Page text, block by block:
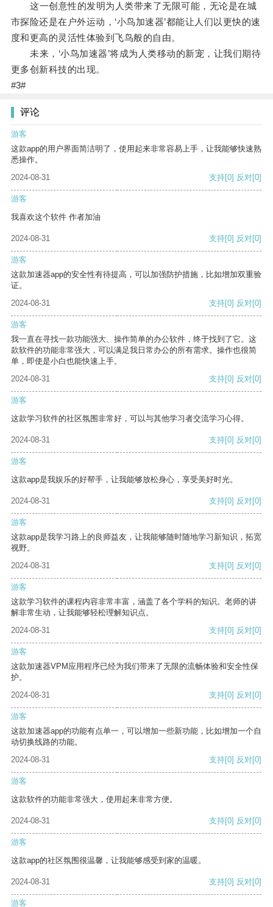
这一创意性的发明为人类带来了无限可能，无论是在城
市探险还是在户外运动，‘小鸟加速器’都能让人们以更快的速
度和更高的灵活性体验到飞鸟般的自由。
未来，‘小鸟加速器’将成为人类移动的新宠，让我们期待
更多创新科技的出现。
#3#
评论
游客
这款app的用户界面简洁明了，使用起来非常容易上手，让我能够快速熟
悉操作。
2024-08-31
支持[0] 反对[0]
游客
我喜欢这个软件 作者加油
2024-08-31 支持[0] 反对[0]
游客
这款加速器app的安全性有待提高，可以加强防护措施，比如增加双重验
证。
2024-08-31
支持[0] 反对[0]
游客
我一直在寻找一款功能强大、操作简单的办公软件，终于找到了它。这
款软件的功能非常强大，可以满足我日常办公的所有需求。操作也很简
单，即使是小白也能快速上手。
2024-08-31
支持[0] 反对[0]
游客
这款学习软件的社区氛围非常好，可以与其他学习者交流学习心得。
2024-08-31 支持[0] 反对[0]
游客
这款app是我娱乐的好帮手，让我能够放松身心，享受美好时光。
2024-08-31 支持[0] 反对[0]
游客
这款app是我学习路上的良师益友，让我能够随时随地学习新知识，拓宽
视野。
2024-08-31
支持[0] 反对[0]
游客
这款学习软件的课程内容非常丰富，涵盖了各个学科的知识。老师的讲
解非常生动，让我能够轻松理解知识点。
2024-08-31
支持[0] 反对[0]
游客
这款加速器VPM应用程序已经为我们带来了无限的流畅体验和安全性保
护。
2024-08-31
支持[0] 反对[0]
游客
这款加速器app的功能有点单一，可以增加一些新功能，比如增加一个自
动切换线路的功能。
2024-08-31
支持[0] 反对[0]
游客
这款软件的功能非常强大，使用起来非常方便。
2024-08-31 支持[0] 反对[0]
游客
这款app的社区氛围很温馨，让我能够感受到家的温暖。
2024-08-31 支持[0] 反对[0]
游客